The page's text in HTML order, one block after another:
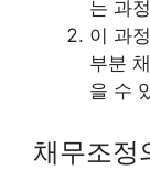
는 과
이 과
부분
을 수
채무조정